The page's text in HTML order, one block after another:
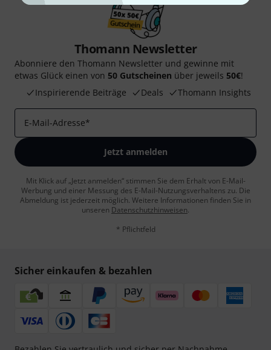
Thomann Newsletter
Abonniere den Thomann Newsletter und gewinne mit
etwas Glück einen von 50 Gutscheinen über jeweils 50€!
Inspirierende Beiträge
Deals Thomann Insights
E-Mail-Adresse*
Jetzt anmelden
Mit Klick auf „Jetzt anmelden“ stimmen Sie dem Erhalt von E-Mail-
Werbung und einer Messung des E-Mail-Nutzungsverhaltens zu. Die
Abmeldung ist jederzeit möglich. Weitere Informationen finden Sie in
unseren Datenschutzhinweisen.
* Pflichtfeld
Sicher einkaufen & bezahlen